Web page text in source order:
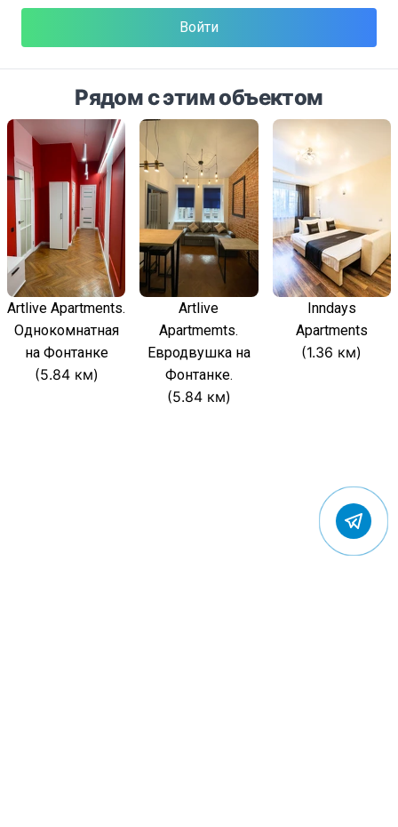
Войти
Рядом с этим объектом
Artlive Apartments.
Однокомнатная
на Фонтанке
(5.84 км)
Artlive
Apartmemts.
Евродвушка на
Фонтанке.
(5.84 км)
Inndays
Apartments
(1.36 км)